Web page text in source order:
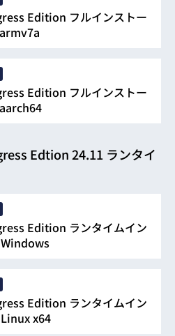
Edition フルインストー
Edition フルインストー
Edtion 24.11 ランタイ
Edition ランタイムイン
Edition ランタイムイン
x64